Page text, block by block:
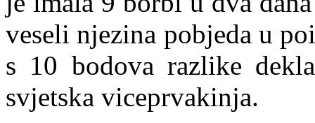
veseli njezina pobjeda u
s 10 bodova razlike
svjetska viceprvakinja.